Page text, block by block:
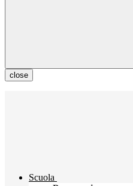
close
Scuola